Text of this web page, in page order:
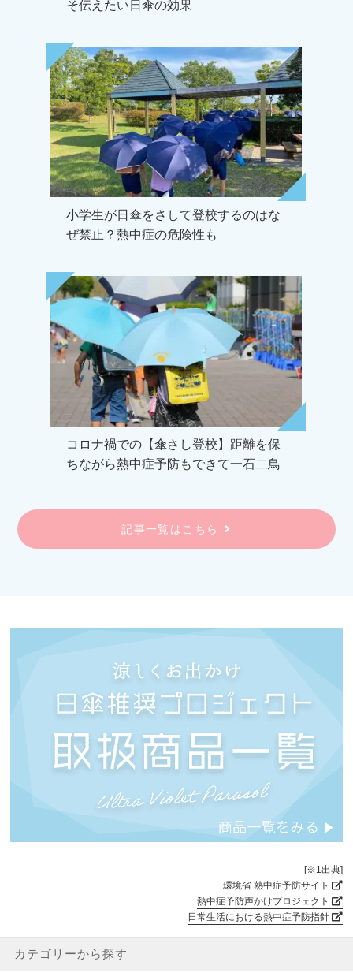
そ伝えたい日傘の効果
小学生が日傘をさして登校するのはな
ぜ禁止？熱中症の危険性も
コロナ禍での【傘さし登校】距離を保
ちながら熱中症予防もできて一石二鳥
記事一覧はこちら
[※1出典]
環境省 熱中症予防サイト
熱中症予防声かけプロジェクト
日常生活における熱中症予防指針
カテゴリーから探す